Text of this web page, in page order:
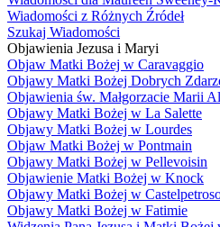
Wiadomości z Różnych Źródeł
Szukaj Wiadomości
Objawienia Jezusa i Maryi
Objaw Matki Bożej w Caravaggio
Objawy Matki Bożej Dobrych
Objawienia św. Małgorzacie Marii
Objawy Matki Bożej w La Salette
Objawy Matki Bożej w Lourdes
Objaw Matki Bożej w Pontmain
Objawy Matki Bożej w Pellevoisin
Objawienie Matki Bożej w Knock
Objawy Matki Bożej w
Objawy Matki Bożej w Fatimie